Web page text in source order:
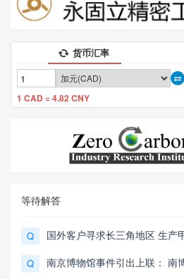
货币汇率
1 CAD = 4.82 CNY
等待解答
Q 国外客户寻求长三角地区 生产
Q 南京博物馆事件引出上联： 南